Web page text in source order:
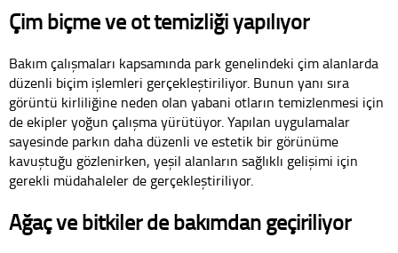
Çim biçme ve ot temizliği yapılıyor
Bakım çalışmaları kapsamında park genelindeki çim alanlarda
düzenli biçim işlemleri gerçekleştiriliyor. Bunun yanı sıra
görüntü kirliliğine neden olan yabani otların temizlenmesi için
de ekipler yoğun çalışma yürütüyor. Yapılan uygulamalar
sayesinde parkın daha düzenli ve estetik bir görünüme
kavuştuğu gözlenirken, yeşil alanların sağlıklı gelişimi için
gerekli müdahaleler de gerçekleştiriliyor.
Ağaç ve bitkiler de bakımdan geçiriliyor